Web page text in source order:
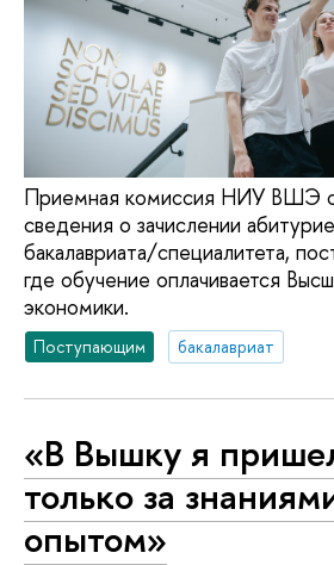
Приемная комиссия НИУ ВШЭ
сведения о зачислении
бакалавриата/специалитета,
где обучение оплачивается
экономики.
Поступающим бакалавриат
«В Вышку я
только за
опытом»